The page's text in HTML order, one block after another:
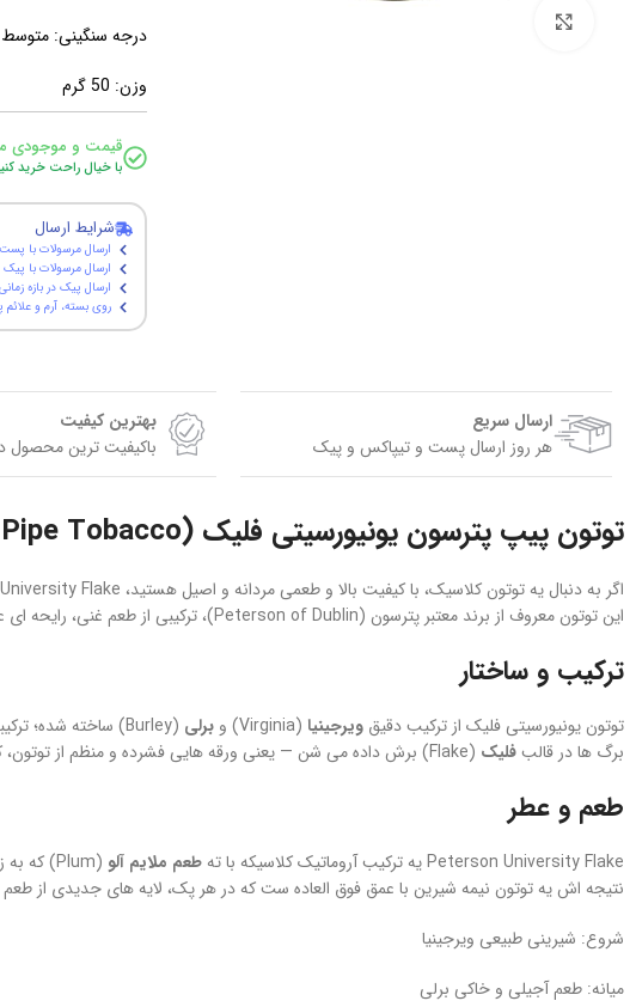
درجه سنگینی: متوسط
وزن: 50 گرم
قیمت و موجودی
با خیال راحت خرید
شرایط ارسال
ارسال مرسولات با
ارسال مرسولات با پیک اسنپ
ارسال پیک در بازه زمانی 9 صبح تا 12 ظهر فقط با هماهنگی از روز قبل
روی بسته، آرم و
ارسال سریع
هر روز ارسال پست و تیپاکس و پیک
بهترین کیفیت
باکیفیت ترین محصول
توتون پیپ پترسون یونیورسیتی فلیک (Peterson University Flake Pipe Tobacco)
اگر به دنبال یه توتون کلاسیک، با کیفیت بالا و طعمی مردانه و اصیل هستید، Peterson University Flake یکی از بهترین انتخاب‌ های دنیاست.
این توتون معروف از برند معتبر پترسون (Peterson of Dublin)، ترکیبی از طعم غنی، رایحه‌ ای عمیق و عملکردی عالی در هر پیپ است.
ترکیب و ساختار
توتون یونیورسیتی فلیک از ترکیب دقیق ویرجینیا (Virginia) و برلی (Burley) ساخته شده؛ ترکیبی که بین
برگ‌ ها در قالبفلیک (Flake) برش داده می‌ شن — یعنی ورقه‌ هایی فشرده و منظم از توتون، که هنگام خرد کردن و پر کردن پیپ، دود
طعم و عطر
Peterson University Flake یه ترکیب آروماتیک کلاسیکه با ته‌ طعم ملایم آلو (Plum) که به زیبایی با ویرجینیا و برلی ترکیب شده.
نتیجه‌ اش یه توتون نیمه‌ شیرین با عمق فوق‌ العاده‌ ست که در هر پک، لایه‌ های جدیدی از طعم
شروع: شیرینی طبیعی ویرجینیا
میانه: طعم آجیلی و خاکی برلی